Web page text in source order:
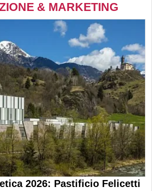
& MARKETING
2026: Pastificio Felicetti